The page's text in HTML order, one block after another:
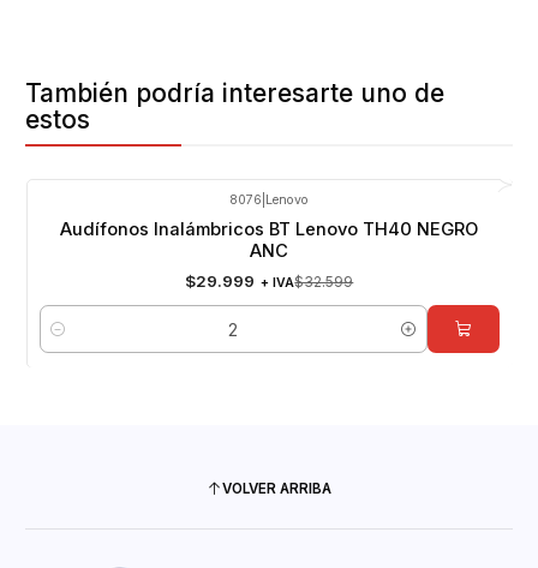
También podría interesarte uno de
estos
8076 Lenovo
Audífonos Inalámbricos BT Lenovo TH40 NEGRO
ANC
$29.999 + IVA$32.599
Cantidad
VOLVER ARRIBA